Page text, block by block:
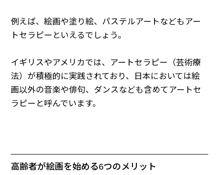
例えば、絵画や塗り絵、パステルアートなどもアー
トセラピーといえるでしょう。
イギリスやアメリカでは、アートセラピー（芸術療
法）が積極的に実践されており、日本においては絵
画以外の音楽や俳句、ダンスなども含めてアートセ
ラピーと呼んでいます。
高齢者が絵画を始める6つのメリット